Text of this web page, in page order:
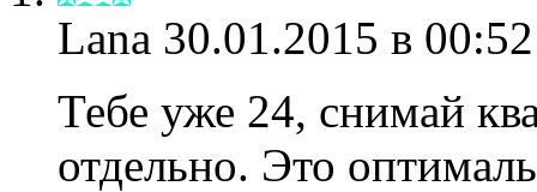
Lana 30.01.2015 в
Тебе уже 24, снимай
отдельно. Это